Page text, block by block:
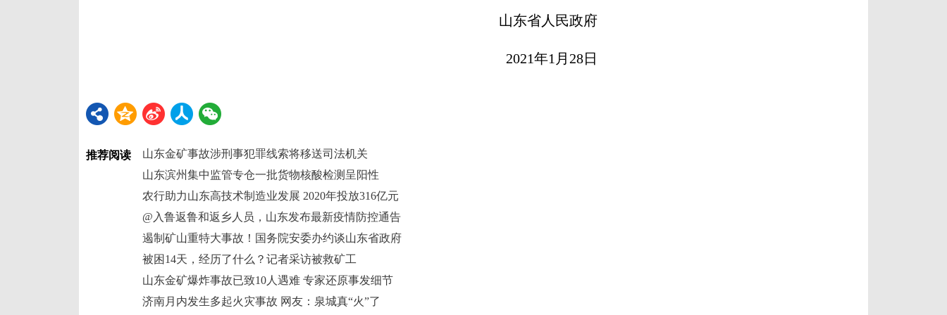
山东省人民政府
2021年1月28日
推荐阅读
山东金矿事故涉刑事犯罪线索将移送司法机关
山东滨州集中监管专仓一批货物核酸检测呈阳性
农行助力山东高技术制造业发展 2020年投放316亿元
@入鲁返鲁和返乡人员，山东发布最新疫情防控通告
遏制矿山重特大事故！国务院安委办约谈山东省政府
被困14天，经历了什么？记者采访被救矿工
山东金矿爆炸事故已致10人遇难 专家还原事发细节
济南月内发生多起火灾事故 网友：泉城真“火”了